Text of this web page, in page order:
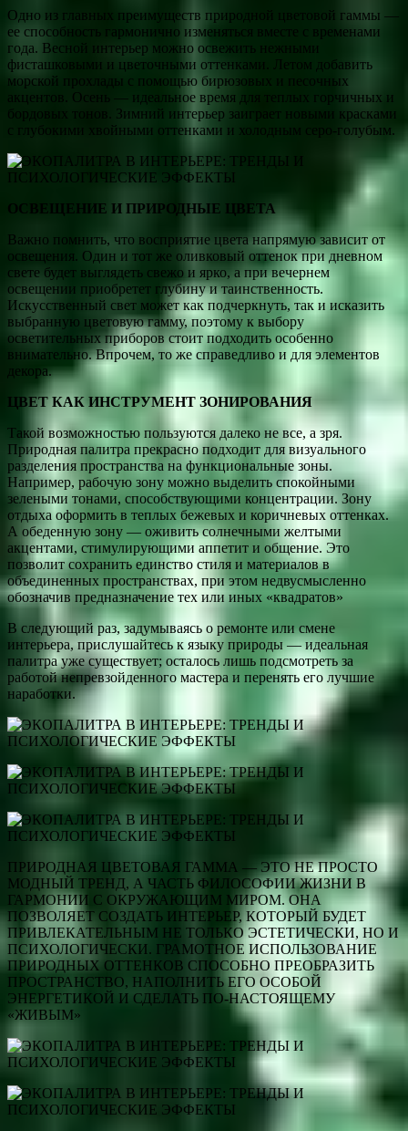
Одно из главных преимуществ природной цветовой гаммы —
ее способность гармонично изменяться вместе с временами
года. Весной интерьер можно освежить нежными
фисташковыми и цветочными оттенками. Летом добавить
морской прохлады с помощью бирюзовых и песочных
акцентов. Осень — идеальное время для теплых горчичных и
бордовых тонов. Зимний интерьер заиграет новыми красками
с глубокими хвойными оттенками и холодным серо-голубым.
ОСВЕЩЕНИЕ И ПРИРОДНЫЕ ЦВЕТА
Важно помнить, что восприятие цвета напрямую зависит от
освещения. Один и тот же оливковый оттенок при дневном
свете будет выглядеть свежо и ярко, а при вечернем
освещении приобретет глубину и таинственность.
Искусственный свет может как подчеркнуть, так и исказить
выбранную цветовую гамму, поэтому к выбору
осветительных приборов стоит подходить особенно
внимательно. Впрочем, то же справедливо и для элементов
декора.
ЦВЕТ КАК ИНСТРУМЕНТ ЗОНИРОВАНИЯ
Такой возможностью пользуются далеко не все, а зря.
Природная палитра прекрасно подходит для визуального
разделения пространства на функциональные зоны.
Например, рабочую зону можно выделить спокойными
зелеными тонами, способствующими концентрации. Зону
отдыха оформить в теплых бежевых и коричневых оттенках.
А обеденную зону — оживить солнечными желтыми
акцентами, стимулирующими аппетит и общение. Это
позволит сохранить единство стиля и материалов в
объединенных пространствах, при этом недвусмысленно
обозначив предназначение тех или иных «квадратов»
В следующий раз, задумываясь о ремонте или смене
интерьера, прислушайтесь к языку природы — идеальная
палитра уже существует; осталось лишь подсмотреть за
работой непревзойденного мастера и перенять его лучшие
наработки.
ПРИРОДНАЯ ЦВЕТОВАЯ ГАММА — ЭТО НЕ ПРОСТО
МОДНЫЙ ТРЕНД, А ЧАСТЬ ФИЛОСОФИИ ЖИЗНИ В
ГАРМОНИИ С ОКРУЖАЮЩИМ МИРОМ. ОНА
ПОЗВОЛЯЕТ СОЗДАТЬ ИНТЕРЬЕР, КОТОРЫЙ БУДЕТ
ПРИВЛЕКАТЕЛЬНЫМ НЕ ТОЛЬКО ЭСТЕТИЧЕСКИ, НО И
ПСИХОЛОГИЧЕСКИ. ГРАМОТНОЕ ИСПОЛЬЗОВАНИЕ
ПРИРОДНЫХ ОТТЕНКОВ СПОСОБНО ПРЕОБРАЗИТЬ
ПРОСТРАНСТВО, НАПОЛНИТЬ ЕГО ОСОБОЙ
ЭНЕРГЕТИКОЙ И СДЕЛАТЬ ПО-НАСТОЯЩЕМУ
«ЖИВЫМ»